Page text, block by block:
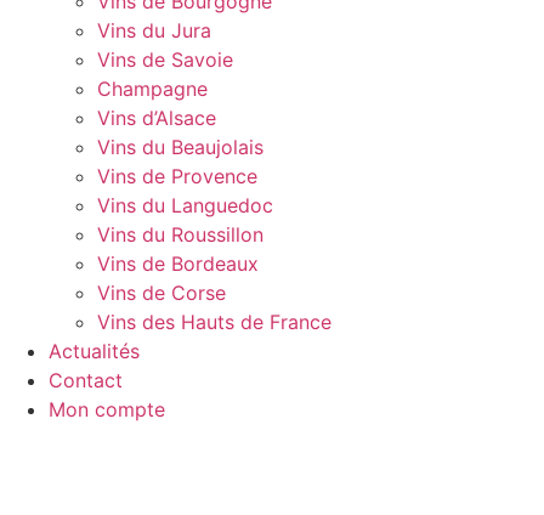
Vins du Jura
Vins de Savoie
Champagne
Vins d’Alsace
Vins du Beaujolais
Vins de Provence
Vins du Languedoc
Vins du Roussillon
Vins de Bordeaux
Vins de Corse
Vins des Hauts de France
Actualités
Contact
Mon compte